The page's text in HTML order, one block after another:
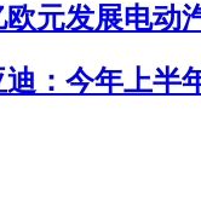
元发展电动
：今年上半